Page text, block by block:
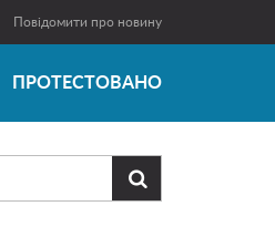
Повідомити про новину
ПРОТЕСТОВАНО
